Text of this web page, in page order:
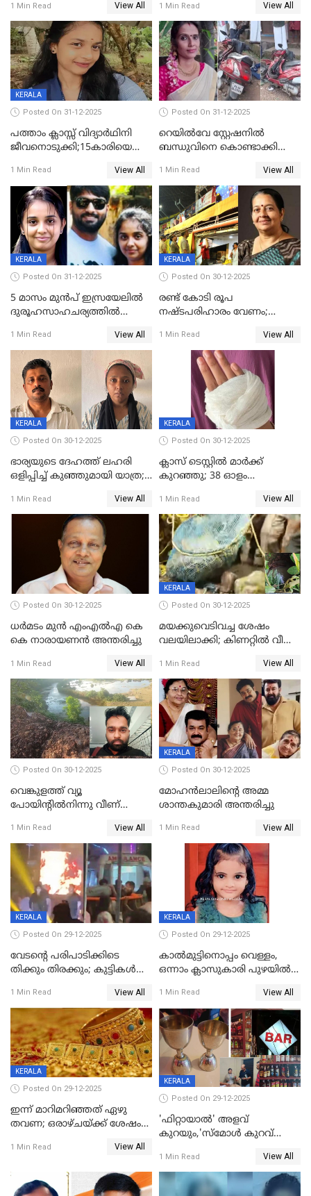
സംഭവം കൈതപ്പൊയിലില്‍
1 Min Read View All 1 Min Read View All
KERALA
Posted On 31-12-2025
പത്താം ക്ലാസ്സ് വിദ്യാര്‍ഥിനി
ജീവനൊടുക്കി;15കാരിയെ
കിടപ്പുമുറിയില്‍ തൂങ്ങി മരിച്ച
നിലയിൽ
1 Min Read View All
Posted On 31-12-2025
റെയിൽവേ സ്റ്റേഷനിൽ
ബന്ധുവിനെ കൊണ്ടാക്കി
ലോറി സ്കൂട്ടറിൽ ഇടിച്ചു :
യുവതിക്ക് ദാരുണാന്ത്യം
1 Min Read View All
KERALA
Posted On 31-12-2025
5 മാസം മുൻപ് ഇസ്രയേലിൽ
ദുരൂഹസാഹചര്യത്തിൽ
മലയാളി യുവാവിന്റെ ഭാര്യയും
മരിച്ചു
1 Min Read View All
KERALA
Posted On 30-12-2025
രണ്ട് കോടി രൂപ
നഷ്ടപരിഹാരം വേണം;
നോട്ടീസയച്ച് ഉമാ തോമസ്
1 Min Read View All
KERALA
Posted On 30-12-2025
ഭാര്യയുടെ ദേഹത്ത് ലഹരി
ഒളിപ്പിച്ച് കുഞ്ഞുമായി യാത്ര;
പിടികൂടി പൊലീസ്
1 Min Read View All
KERALA
Posted On 30-12-2025
ക്ലാസ് ടെസ്റ്റിൽ മാർക്ക്
കുറഞ്ഞു; 38 ഓളം
സെന്ററിലെ അധ്യാപകന്‍
മർദിച്ചതായി പരാതി
1 Min Read View All
Posted On 30-12-2025
ധർമടം മുൻ എംഎല്‍എ കെ
കെ നാരായണന്‍ അന്തരിച്ചു
1 Min Read View All
KERALA
Posted On 30-12-2025
മയക്കുവെടിവച്ച ശേഷം
വലയിലാക്കി; കിണറ്റിൽ വീണ
1 Min Read View All
Posted On 30-12-2025
വെങ്കുളത്ത് വ്യൂ
പോയിന്റിൽനിന്നു വീണ്
1 Min Read View All
KERALA
Posted On 30-12-2025
മോഹന്‍ലാലിന്‍റെ അമ്മ
ശാന്തകുമാരി അന്തരിച്ചു
1 Min Read View All
KERALA
Posted On 29-12-2025
വേടന്റെ പരിപാടിക്കിടെ
തിക്കും തിരക്കും; കുട്ടികള്‍
പരിക്ക്; പാളം മറികടന്ന
യുവാവ് ട്രെയിന്‍ തട്ടി മരിച്ചു
1 Min Read View All
KERALA
Posted On 29-12-2025
കാൽമുട്ടിനൊപ്പം വെള്ളം,
ഒന്നാം ക്ലാസുകാരി പുഴയിൽ
കുട്ടികൾക്കൊപ്പം
കളിക്കുന്നതിനിടെ
1 Min Read View All
KERALA
Posted On 29-12-2025
ഇന്ന് മാറിമറിഞ്ഞത് ഏഴു
തവണ; ഒരാഴ്ചയ്ക്ക് ശേഷം
1 Min Read View All
KERALA
Posted On 29-12-2025
'ഫിറ്റായാൽ' അളവ്
കുറയും,'സ്‌മോൾ കുറവ്
പിഴ
1 Min Read View All